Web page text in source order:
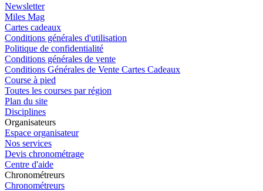
Newsletter
Miles Mag
Cartes cadeaux
Conditions générales d'utilisation
Politique de confidentialité
Conditions générales de vente
Conditions Générales de Vente Cartes Cadeaux
Course à pied
Toutes les courses par région
Plan du site
Disciplines
Organisateurs
Espace organisateur
Nos services
Devis chronométrage
Centre d'aide
Chronométreurs
Chronométreurs